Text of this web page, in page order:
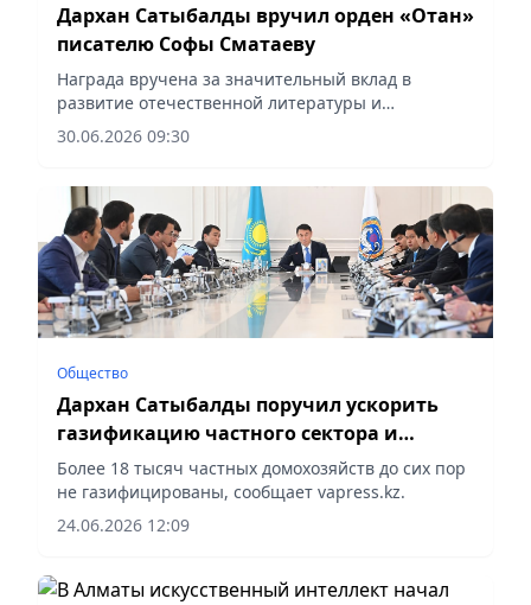
Дархан Сатыбалды вручил орден «Отан»
писателю Софы Сматаеву
Награда вручена за значительный вклад в
развитие отечественной литературы и
достижения в социально-культурной
деятельности, сообщает vapress.kz.
30.06.2026 09:30
Общество
Дархан Сатыбалды поручил ускорить
газификацию частного сектора и
усилить работу по улучшению качества
воздуха в Алматы
Более 18 тысяч частных домохозяйств до сих пор
не газифицированы, сообщает vapress.kz.
24.06.2026 12:09